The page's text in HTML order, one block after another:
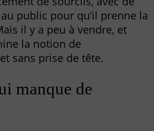
public pour qu’il prenne la
il y a peu à vendre, et
la notion de
sans prise de tête.
manque de